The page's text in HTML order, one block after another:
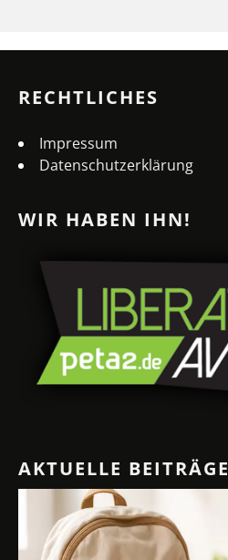
RECHTLICHES
Impressum
Datenschutzerklärung
WIR HABEN IHN!
AKTUELLE BEITRÄGE